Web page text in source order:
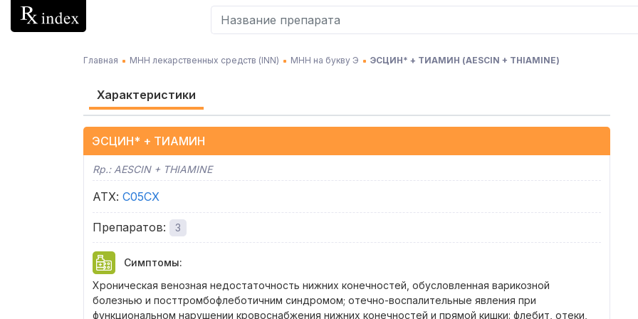
Главная МНН лекарственных средств (INN) МНН на букву Э ЭСЦИН* + ТИАМИН (AESCIN + THIAMINE)
Характеристики
ЭСЦИН* + ТИАМИН
Rp.: AESCIN + THIAMINE
АТХ: C05CX
Препаратов: 3
Симптомы:
Хроническая венозная недостаточность нижних конечностей, обусловленная варикозной
болезнью и посттромбофлеботичним синдромом; отечно-воспалительные явления при
функциональном нарушении кровоснабжения нижних конечностей и прямой кишки: флебит, отеки,